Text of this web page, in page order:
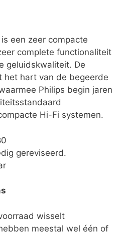
een zeer compacte
complete functionaliteit
geluidskwaliteit. De
het hart van de begeerde
Philips begin jaren
Hi-Fi systemen.
gereviseerd.
wisselt
meestal wel één of